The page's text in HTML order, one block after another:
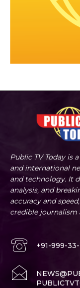
Public TV Today is
and international
and technology. It
analysis, and
accuracy and
credible journalism
+91-999-